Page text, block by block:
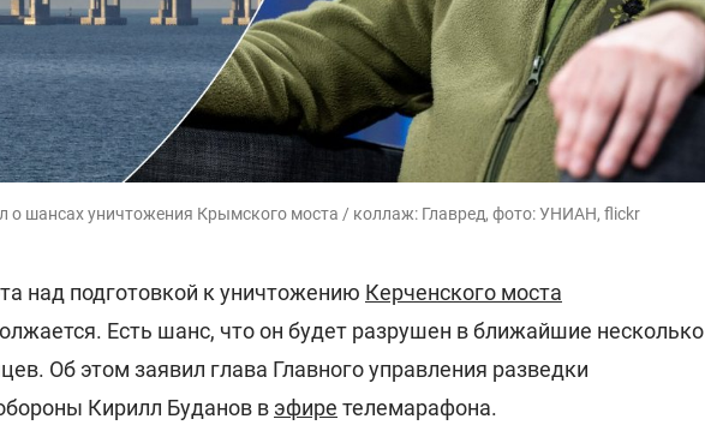
о шансах уничтожения Крымского моста / коллаж: Главред, фото: УНИАН, flickr
над подготовкой к уничтожению Керченского моста
Есть шанс, что он будет разрушен в ближайшие несколько
Об этом заявил глава Главного управления разведки
Кирилл Буданов в эфире телемарафона.